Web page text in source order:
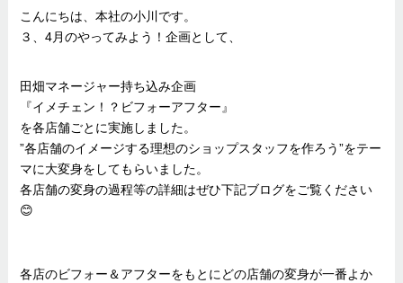
こんにちは、本社の小川です。
３、4月のやってみよう！企画として、
田畑マネージャー持ち込み企画
『イメチェン！？ビフォーアフター』
を各店舗ごとに実施しました。
”各店舗のイメージする理想のショップスタッフを作ろう”をテー
マに大変身をしてもらいました。
各店舗の変身の過程等の詳細はぜひ下記ブログをご覧ください
😊
各店のビフォー＆アフターをもとにどの店舗の変身が一番よか